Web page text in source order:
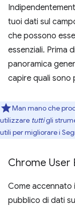
tuoi dati sul
che possono
essenziali. Prima
panoramica
capire quali sono
Man mano che
utilizzare tuttigli
utili per migliorare i
Chrome User
Come accennato
pubblico di dati